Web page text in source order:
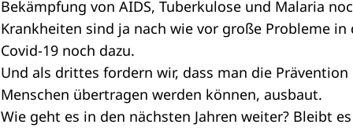
Bekämpfung von AIDS, Tuberkulose und Malaria
Krankheiten sind ja nach wie vor große Probleme
Covid-19 noch dazu.
Und als drittes fordern wir, dass man die
Menschen übertragen werden können, ausbaut.
Wie geht es in den nächsten Jahren weiter? Bleibt